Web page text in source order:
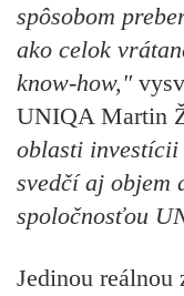
spôsobom
ako celok
know-how,"
UNIQA Martin
oblasti investícii
svedčí aj objem
spoločnosťou
Jedinou